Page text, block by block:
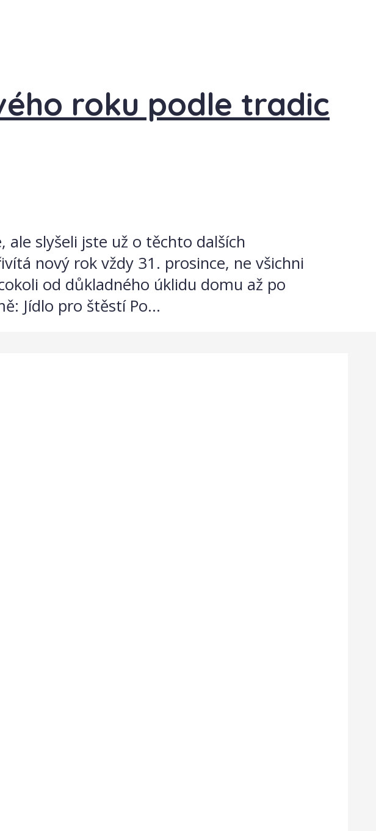
roku podle tradic
ale slyšeli jste už o těchto dalších
nový rok vždy 31. prosince, ne všichni
od důkladného úklidu domu až po
Jídlo pro štěstí Po...